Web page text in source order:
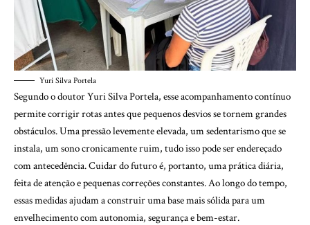
Yuri Silva Portela
Segundo o doutor Yuri Silva Portela, esse acompanhamento contínuo
permite corrigir rotas antes que pequenos desvios se tornem grandes
obstáculos. Uma pressão levemente elevada, um sedentarismo que se
instala, um sono cronicamente ruim, tudo isso pode ser endereçado
com antecedência. Cuidar do futuro é, portanto, uma prática diária,
feita de atenção e pequenas correções constantes. Ao longo do tempo,
essas medidas ajudam a construir uma base mais sólida para um
envelhecimento com autonomia, segurança e bem-estar.